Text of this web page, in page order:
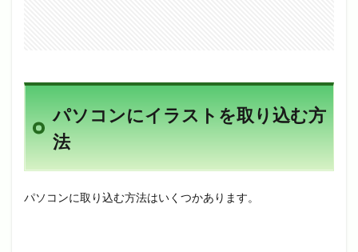
パソコンにイラストを取り込む方
法
パソコンに取り込む方法はいくつかあります。